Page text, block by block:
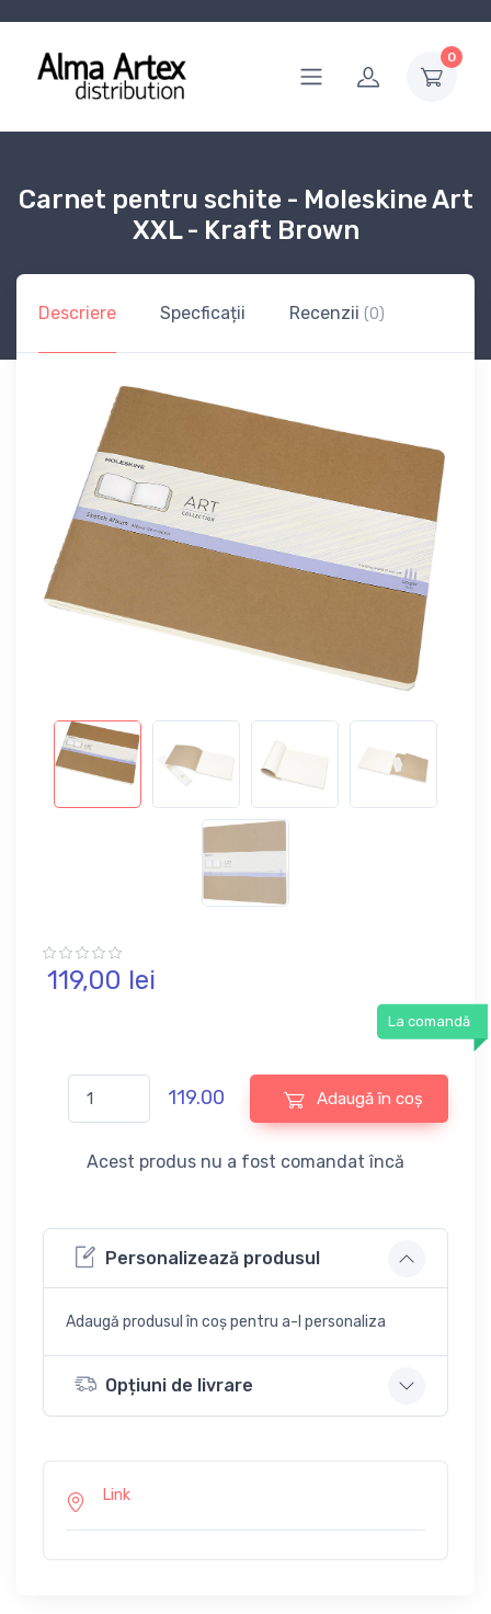
0
Carnet pentru schite - Moleskine Art
XXL - Kraft Brown
Descriere Specficații Recenzii (0)
119,00 lei
La comandă
119.00 Adaugă în coș
Acest produs nu a fost comandat încă
Personalizează produsul
Adaugă produsul în coș pentru a-l personaliza
Opțiuni de livrare
Link